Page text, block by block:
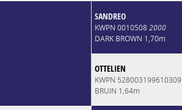
SANDREO
KWPN 00105082000
DARK BROWN 1,70m
OTTELIEN
KWPN 528003199610309
BRUIN 1,64m